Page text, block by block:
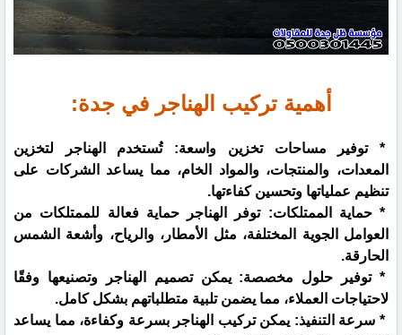
أهمية تركيب الهناجر في جدة:
* توفير مساحات تخزين واسعة: تُستخدم الهناجر لتخزين
المعدات، والمنتجات، والمواد الخام، مما يساعد الشركات على
تنظيم عملياتها وتحسين كفاءتها.
* حماية الممتلكات: توفر الهناجر حماية فعالة للممتلكات من
العوامل الجوية المختلفة، مثل الأمطار، والرياح، وأشعة الشمس
الحارقة.
* توفير حلول مخصصة: يمكن تصميم الهناجر وتصنيعها وفقًا
لاحتياجات العملاء، مما يضمن تلبية متطلباتهم بشكل كامل.
* سرعة التنفيذ: يمكن تركيب الهناجر بسرعة وكفاءة، مما يساعد